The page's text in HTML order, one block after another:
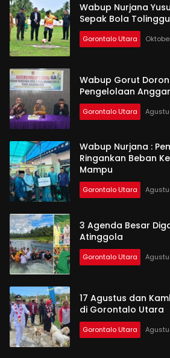
Wabup Nurjana
Sepak Bola
Gorontalo Utara
Wabup Gorut
Pengelolaan
Gorontalo Utara
Wabup Nurjana :
Ringankan Beban
Mampu
Gorontalo Utara
3 Agenda Besar
Atinggola
Gorontalo Utara
17 Agustus dan
di Gorontalo Utara
Gorontalo Utara